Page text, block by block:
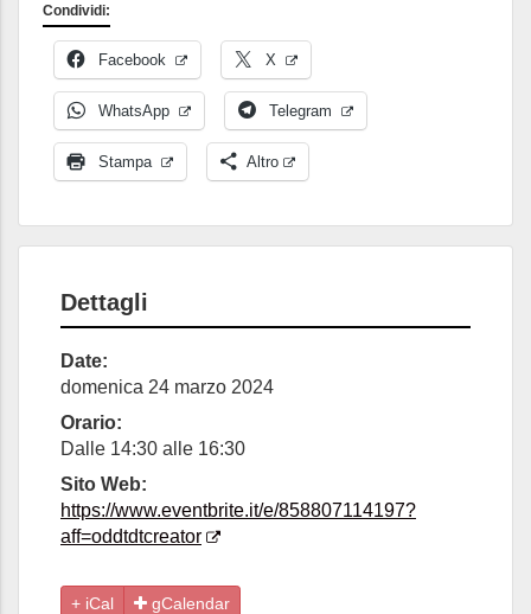
Condividi:
Facebook X
WhatsApp Telegram
Stampa Altro
Dettagli
Date:
domenica 24 marzo 2024
Orario:
Dalle 14:30 alle 16:30
Sito Web:
https://www.eventbrite.it/e/858807114197?
aff=oddtdtcreator
gCalendar